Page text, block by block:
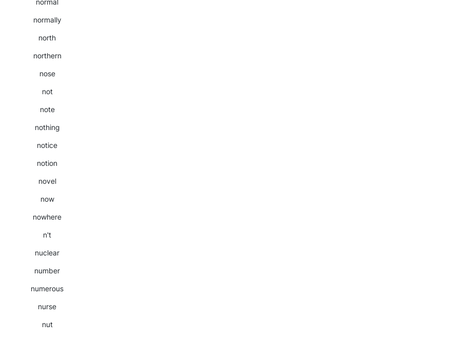
normal
normally
north
northern
nose
not
note
nothing
notice
notion
novel
now
nowhere
n't
nuclear
number
numerous
nurse
nut